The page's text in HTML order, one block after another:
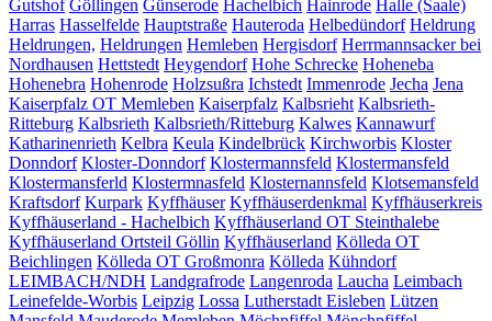
Gutshof Göllingen Günserode Hachelbich Hainrode Halle (Saale)
Harras Hasselfelde Hauptstraße Hauteroda Helbedündorf Heldrung
Heldrungen, Heldrungen Hemleben Hergisdorf Herrmannsacker bei
Nordhausen Hettstedt Heygendorf Hohe Schrecke Hoheneba
Hohenebra Hohenrode Holzsußra Ichstedt Immenrode Jecha Jena
Kaiserpfalz OT Memleben Kaiserpfalz Kalbsrieht Kalbsrieth-
Ritteburg Kalbsrieth Kalbsrieth/Ritteburg Kalwes Kannawurf
Katharinenrieth Kelbra Keula Kindelbrück Kirchworbis Kloster
Donndorf Kloster-Donndorf Klostermannsfeld Klostermansfeld
Klostermansferld Klostermnasfeld Klosternannsfeld Klotsemansfeld
Kraftsdorf Kurpark Kyffhäuser Kyffhäuserdenkmal Kyffhäuserkreis
Kyffhäuserland - Hachelbich Kyffhäuserland OT Steinthalebe
Kyffhäuserland Ortsteil Göllin Kyffhäuserland Kölleda OT
Beichlingen Kölleda OT Großmonra Kölleda Kühndorf
LEIMBACH/NDH Landgrafrode Langenroda Laucha Leimbach
Leinefelde-Worbis Leipzig Lossa Lutherstadt Eisleben Lützen